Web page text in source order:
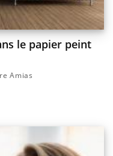
le papier peint
Amias